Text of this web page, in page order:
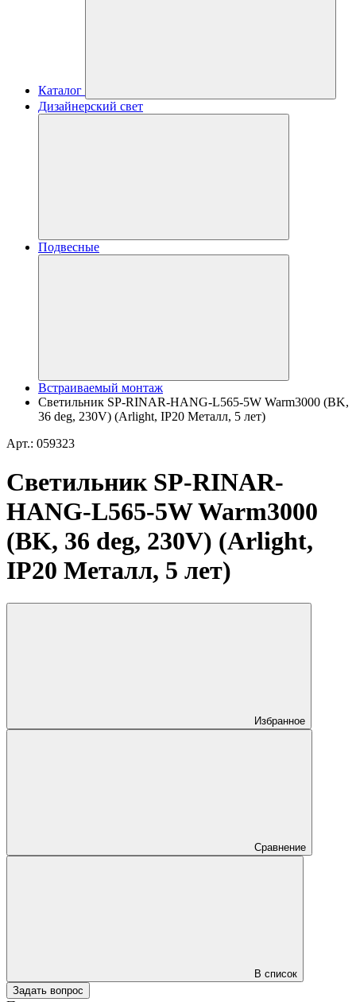
Каталог
Дизайнерский свет
Подвесные
Встраиваемый монтаж
Светильник SP-RINAR-HANG-L565-5W Warm3000 (BK,
36 deg, 230V) (Arlight, IP20 Металл, 5 лет)
Арт.: 059323
Светильник SP-RINAR-
HANG-L565-5W Warm3000
(BK, 36 deg, 230V) (Arlight,
IP20 Металл, 5 лет)
Избранное
Сравнение
В список
Задать вопрос